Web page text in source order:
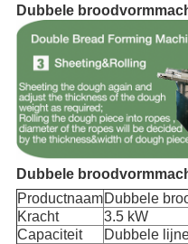
Dubbele
Dubbele
ProductnaamDubbele
Kracht
3.5 kW
Capaciteit
Dubbele